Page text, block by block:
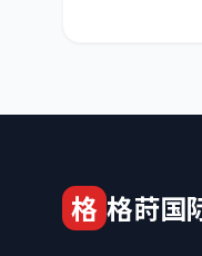
格 格莳国